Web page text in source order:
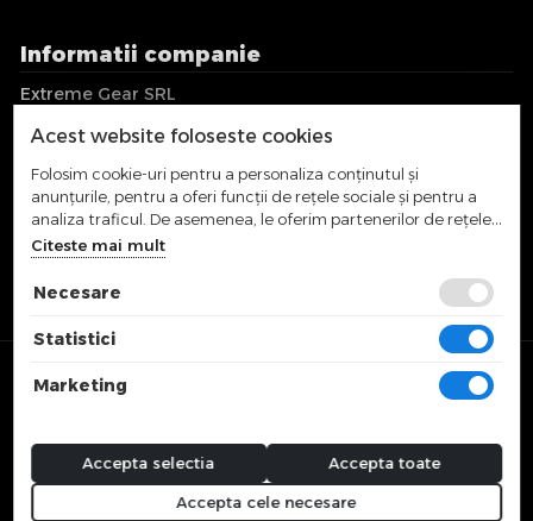
Informatii companie
Extreme Gear SRL
EUID: J2016001744122
Strada Campina, Nr. 60B
Cluj-Napoca, Romania
office@extremegear.ro
Acest website foloseste cookies
Folosim cookie-uri pentru a personaliza conținutul și
anunțurile, pentru a oferi funcții de rețele sociale și pentru a
analiza traficul. De asemenea, le oferim partenerilor de rețele
sociale, de publicitate și de analize informații cu privire la
modul în care folosiți site-ul nostru. Aceștia le pot combina cu
alte informații oferite de dvs. sau culese în urma folosirii
Citeste mai mult
Necesare
Statistici
Marketing
Accepta cele necesare
Accepta selectia Accepta toate